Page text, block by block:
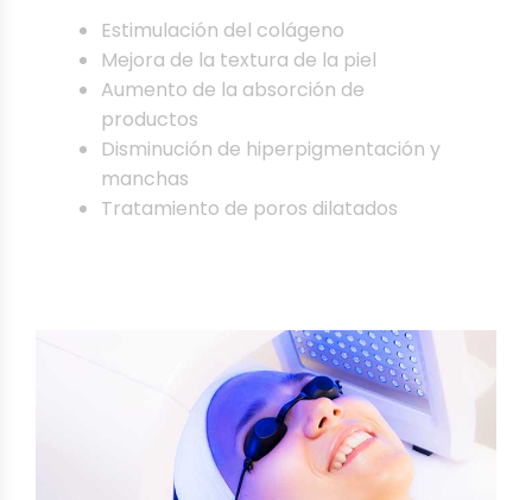
Estimulación del colágeno
Mejora de la textura de la piel
Aumento de la absorción de
productos
Disminución de hiperpigmentación y
manchas
Tratamiento de poros dilatados